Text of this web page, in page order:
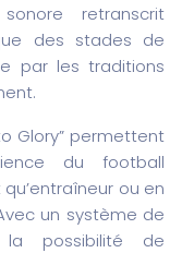
sonore retranscrit
des stades de
par les traditions
Glory” permettent
du football
ou en
un système de
la possibilité de